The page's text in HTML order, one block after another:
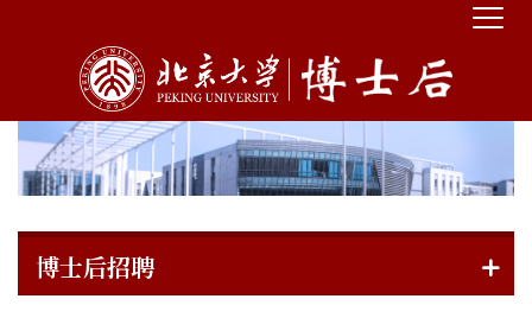
博士后招聘